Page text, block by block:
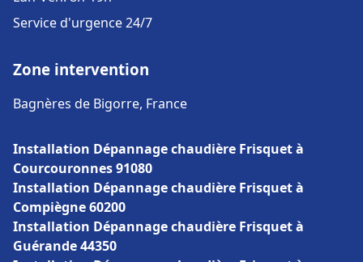
Service d'urgence 24/7
Zone intervention
Bagnères de Bigorre, France
Installation Dépannage chaudière Frisquet à
Courcouronnes 91080
Installation Dépannage chaudière Frisquet à
Compiègne 60200
Installation Dépannage chaudière Frisquet à
Guérande 44350